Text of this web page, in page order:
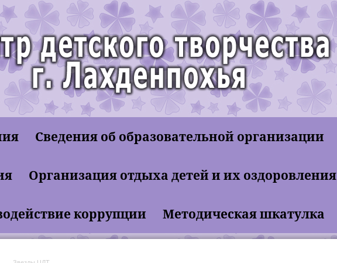
Центр детского творчества"
Сведения об образовательной организации
Организация отдыха детей и их оздоровления
коррупции Методическая шкатулка